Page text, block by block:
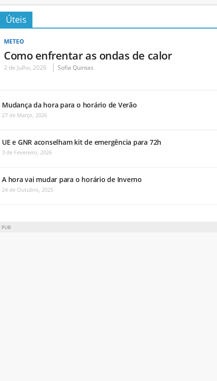
Úteis
METEO
Como enfrentar as ondas de calor
2 de Julho, 2026 Sofia Quintas
Mudança da hora para o horário de Verão
27 de Março, 2026
UE e GNR aconselham kit de emergência para 72h
3 de Fevereiro, 2026
A hora vai mudar para o horário de Inverno
24 de Outubro, 2025
PUB